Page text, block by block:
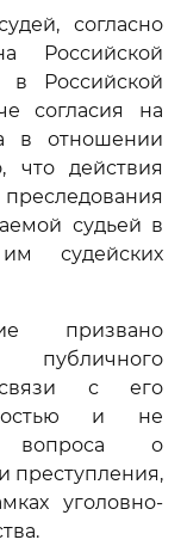
согласно
Российской
в Российской
согласия на
в отношении
что действия
судьей в
судейских
призвано
с его
и не
вопроса о
преступления,
уголовно-